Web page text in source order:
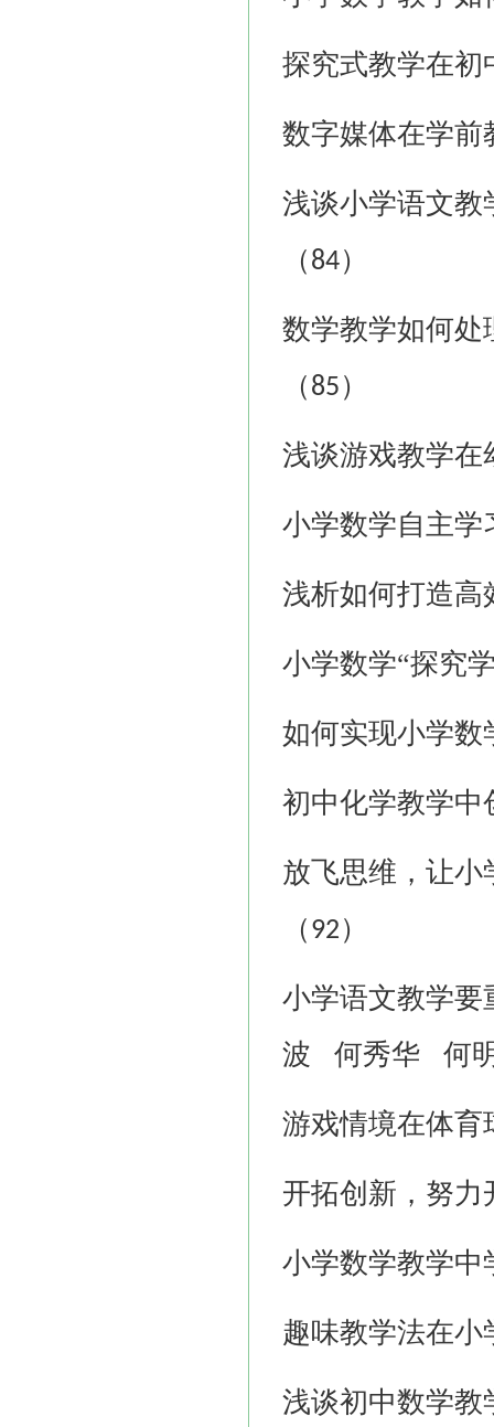
探究式教学在初
数字媒体在学前
浅谈小学语文教
（ 84）
数学教学如何处
（ 85 ）
浅谈游戏教学在
小学数学自主学
浅析如何打造高
小学数学“探究
如何实现小学数
初中化学教学中
放飞思维，让
（ 92 ）
小学语文教学要
波
何秀华 何
游戏情境在体育
开拓创新，努力
小学数学教学中
趣味教学法在小
浅谈初中数学教